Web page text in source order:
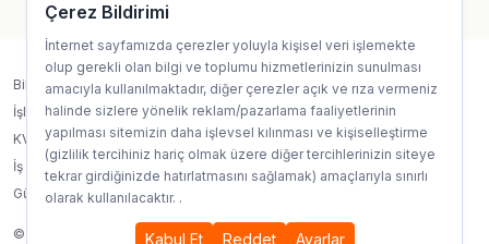
© 2025, Site Design & Technology byCode And More
Bilgi Toplum Hizmetleri
İşlem Rehberi
KVKK
İş Sağlığı ve Güvenliği Çevre Politikası
Güvenli Alışveriş Kılavuzu
Çerez Bildirimi
İnternet sayfamızda çerezler yoluyla kişisel veri işlemekte
olup gerekli olan bilgi ve toplumu hizmetlerinizin sunulması
amacıyla kullanılmaktadır, diğer çerezler açık ve rıza vermeniz
halinde sizlere yönelik reklam/pazarlama faaliyetlerinin
yapılması sitemizin daha işlevsel kılınması ve kişiselleştirme
(gizlilik tercihiniz hariç olmak üzere diğer tercihlerinizin siteye
tekrar girdiğinizde hatırlatmasını sağlamak) amaçlarıyla sınırlı
olarak kullanılacaktır. .
Kabul Et Reddet Ayarlar